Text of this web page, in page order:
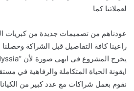
لعملائنا كما
عودناهم من تصميمات جديدة من كبريات
راعينا كافة التفاصيل قبل الشراكة
يخرج المشروع في ابهي صورة لأن “
ايقونة الحياة المتكاملة والرفاهية في
نقوم بعمل شراكات مع عدد كبير من